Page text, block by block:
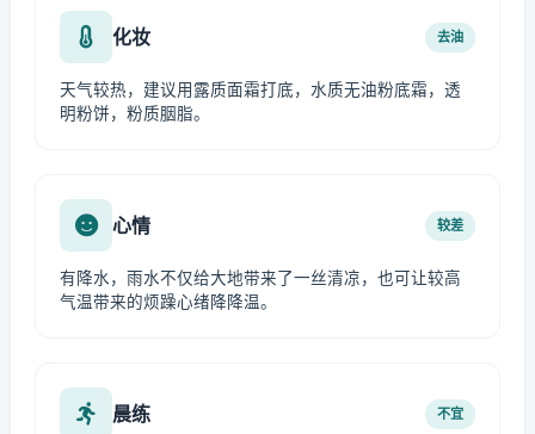
化妆 去油
天气较热，建议用露质面霜打底，水质无油粉底霜，透
明粉饼，粉质胭脂。
心情 较差
有降水，雨水不仅给大地带来了一丝清凉，也可让较高
气温带来的烦躁心绪降降温。
晨练 不宜